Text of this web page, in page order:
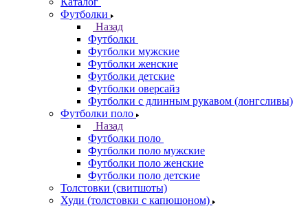
Футболки
Назад
Футболки
Футболки мужские
Футболки женские
Футболки детские
Футболки оверсайз
Футболки с длинным рукавом (лонгсливы)
Футболки поло
Назад
Футболки поло
Футболки поло мужские
Футболки поло женские
Футболки поло детские
Толстовки (свитшоты)
Худи (толстовки с капюшоном)